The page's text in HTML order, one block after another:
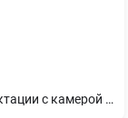
Шкода Карок в наличии в отличной комплектации с камерой заднего вида, подогревом лобового стекла, электроподъемником крышки багажника и многим другим только у официального дилера в г. Одеса